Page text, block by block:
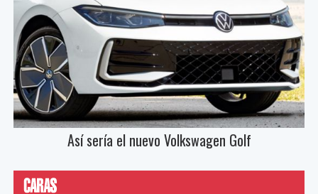
Así sería el nuevo Volkswagen Golf